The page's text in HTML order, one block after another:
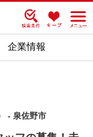
企業情報
- 泉佐野市